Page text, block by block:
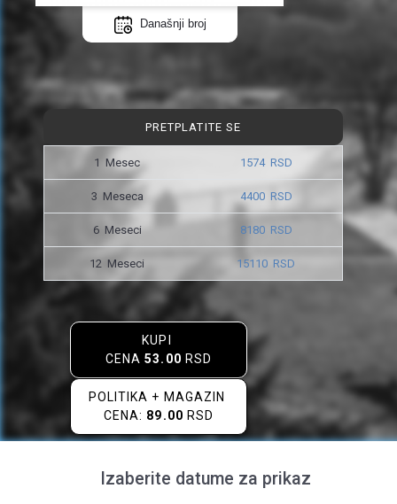
Današnji broj
PRETPLATITE SE
1 Mesec 1574 RSD
3 Meseca 4400 RSD
6 Meseci 8180 RSD
12 Meseci 15110 RSD
KUPI
CENA53.00 RSD
POLITIKA + MAGAZIN
CENA: 89.00 RSD
Izaberite datume za prikaz